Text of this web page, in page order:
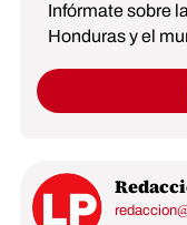
Infórmate sobre
Honduras y el